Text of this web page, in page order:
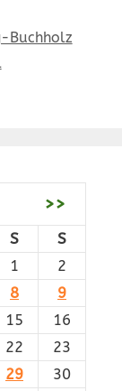
Buchholz
>>
S
S
1
2
8
9
15
16
22
23
29
30